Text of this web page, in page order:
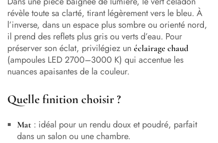
révèle toute sa clarté, tirant légèrement vers le bleu. À
l’inverse, dans un espace plus sombre ou orienté nord,
il prend des reflets plus gris ou verts d’eau. Pour
préserver son éclat, privilégiez un éclairage chaud
(ampoules LED 2700–3000 K) qui accentue les
nuances apaisantes de la couleur.
Quelle finition choisir ?
Mat: idéal pour un rendu doux et poudré, parfait
dans un salon ou une chambre.